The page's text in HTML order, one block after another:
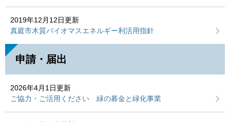
2019年12月12日更新
真庭市木質バイオマスエネルギー利活用指針
申請・届出
2026年4月1日更新
ご協力・ご活用ください 緑の募金と緑化事業